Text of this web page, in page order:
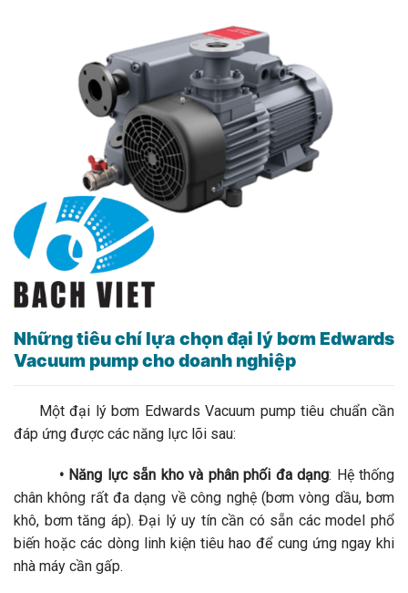
Những tiêu chí lựa chọn đại lý bơm Edwards
Vacuum pump cho doanh nghiệp
Một đại lý bơm Edwards Vacuum pump tiêu chuẩn cần
đáp ứng được các năng lực lõi sau:
• Năng lực sẵn kho và phân phối đa dạng: Hệ thống
chân không rất đa dạng về công nghệ (bơm vòng dầu, bơm
khô, bơm tăng áp). Đại lý uy tín cần có sẵn các model phổ
biến hoặc các dòng linh kiện tiêu hao để cung ứng ngay khi
nhà máy cần gấp.